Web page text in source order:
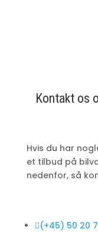
Kontakt os
Hvis du har
et tilbud på
nedenfor, så
(+45) 50 20